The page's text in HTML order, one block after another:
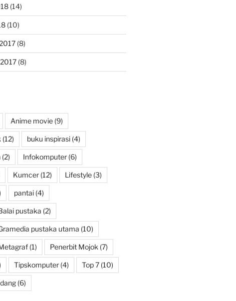
(14)
(10)
(8)
(8)
Anime movie(9)
(12) buku inspirasi(4)
(2) Infokomputer(6)
Kumcer(12) Lifestyle(3)
pantai(4)
pustaka (2)
pustaka utama (10)
(1) Penerbit Mojok (7)
Tipskomputer(4) Top 7(10)
(6)